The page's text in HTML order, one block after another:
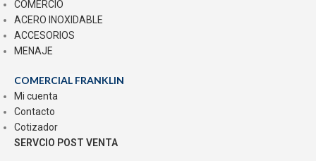
COMERCIO
ACERO INOXIDABLE
ACCESORIOS
MENAJE
COMERCIAL FRANKLIN
Mi cuenta
Contacto
Cotizador
SERVCIO POST VENTA